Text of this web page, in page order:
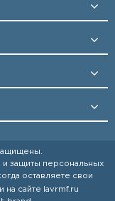
и защиты персональных
оставляете свои
на сайте
lavrmf.ru